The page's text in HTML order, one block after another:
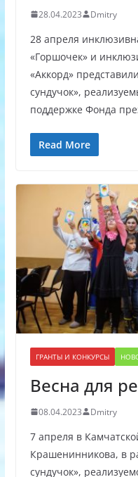
28.04.2023 Dmitry
28 апреля
«Горшочек» и
«Аккорд»
сундучок»,
поддержке Фонда
Read More
ГРАНТЫ И КОНКУРСЫ
Весна для
08.04.2023 Dmitry
7 апреля в
Крашенинникова, в
сундучок»,